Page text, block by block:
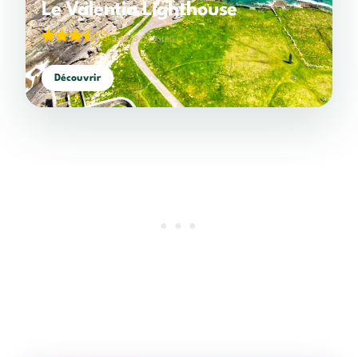
Le Valentia Lighthouse
3,42/5(19 votes)
Découvrir